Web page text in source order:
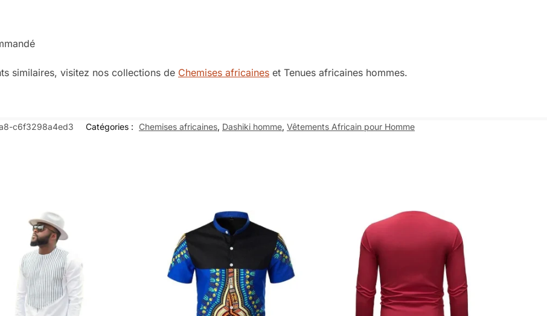
similaires, visitez nos collections de Chemises africaines et Tenues africaines hommes.
c6f3298a4ed3 Catégories : Chemises africaines, Dashiki homme, Vêtements Africain pour Homme